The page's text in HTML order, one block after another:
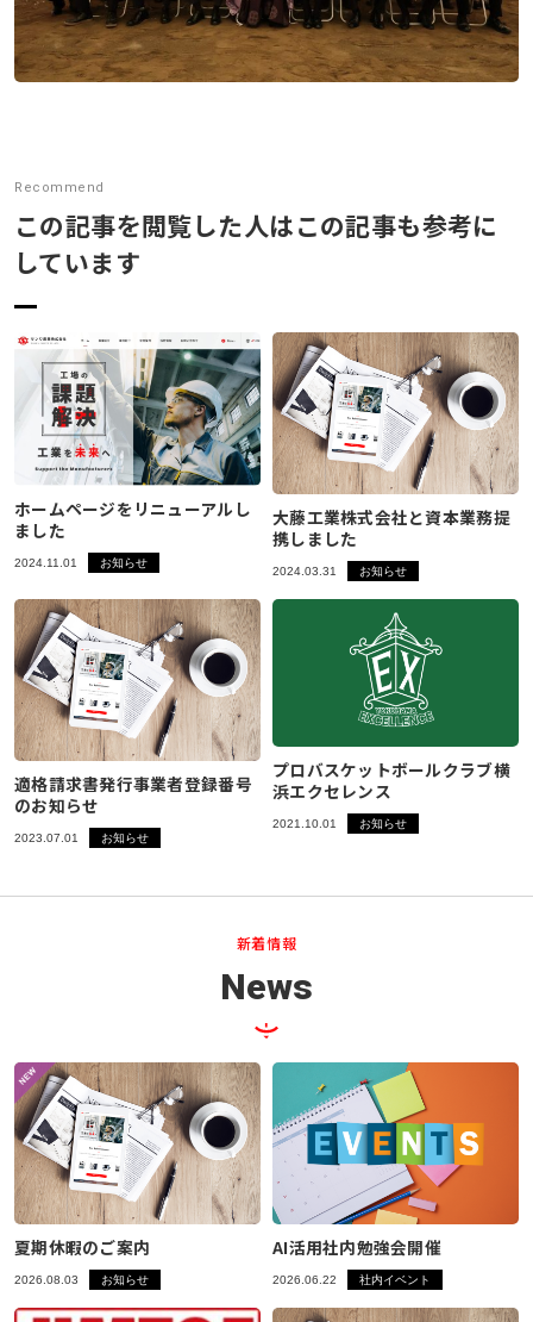
アクセス
閉じる
Recommend
この記事を閲覧した人はこの記事も参考に
しています
ホームページをリニューアルし
ました
2024.11.01 お知らせ
大藤工業株式会社と資本業務提
携しました
2024.03.31 お知らせ
適格請求書発行事業者登録番号
のお知らせ
2023.07.01 お知らせ
プロバスケットボールクラブ横
浜エクセレンス
2021.10.01 お知らせ
新着情報
News
夏期休暇のご案内
2026.08.03 お知らせ
AI活用社内勉強会開催
2026.06.22 社内イベント